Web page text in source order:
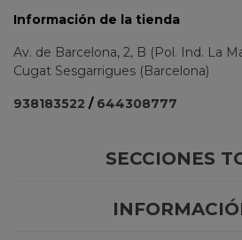
Información de la tienda
Av. de Barcelona, 2, B (Pol. Ind. La
Cugat Sesgarrigues (Barcelona)
938183522 / 644308777
SECCIONES